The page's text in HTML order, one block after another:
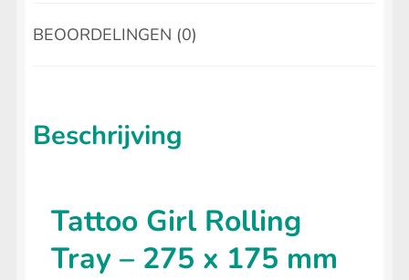
BEOORDELINGEN (0)
Beschrijving
Tattoo Girl Rolling
Tray – 275 x 175 mm